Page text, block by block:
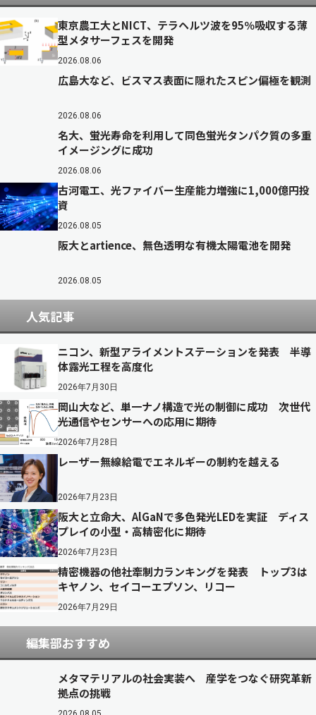
東京農工大とNICT、テラヘルツ波を95％吸収する薄
型メタサーフェスを開発
2026.08.06
広島大など、ビスマス表面に隠れたスピン偏極を観測
2026.08.06
名大、蛍光寿命を利用して同色蛍光タンパク質の多重
イメージングに成功
2026.08.06
古河電工、光ファイバー生産能力増強に1,000億円投
資
2026.08.05
阪大とartience、無色透明な有機太陽電池を開発
2026.08.05
人気記事
ニコン、新型アライメントステーションを発表 半導
体露光工程を高度化
2026年7月30日
岡山大など、単一ナノ構造で光の制御に成功 次世代
光通信やセンサーへの応用に期待
2026年7月28日
レーザー無線給電でエネルギーの制約を越える
2026年7月23日
阪大と立命大、AlGaNで多色発光LEDを実証 ディス
プレイの小型・高精密化に期待
2026年7月23日
精密機器の他社牽制力ランキングを発表 トップ3は
キヤノン、セイコーエプソン、リコー
2026年7月29日
編集部おすすめ
メタマテリアルの社会実装へ 産学をつなぐ研究革新
拠点の挑戦